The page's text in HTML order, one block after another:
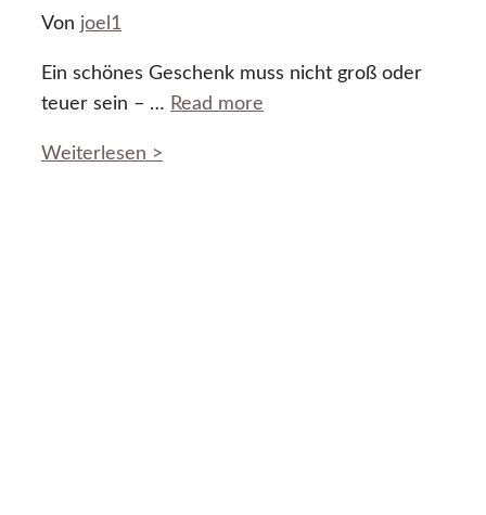
Von joel1
Ein schönes Geschenk muss nicht groß oder
teuer sein – … Read more
Weiterlesen >